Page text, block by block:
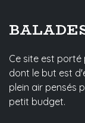
Ce site est
dont le but est
plein air pensés
petit budget.